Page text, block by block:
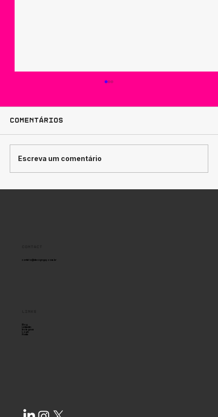
Comentários
Escreva um comentário
contato@designguy.com.br
Blog
Linkedin
Instagram
Login
Home